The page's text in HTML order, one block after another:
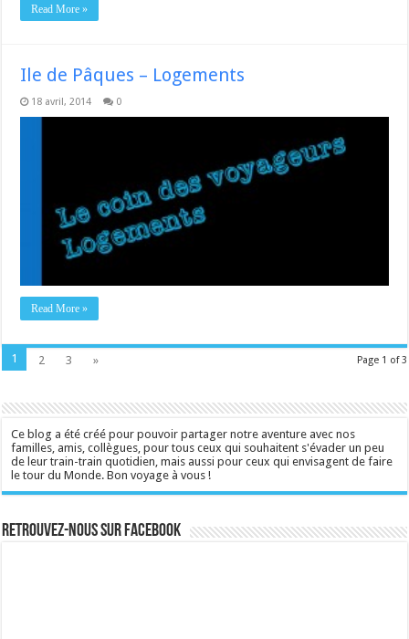
Read More »
Ile de Pâques – Logements
18 avril, 2014 0
Read More »
Page 1 of 3
1 2 3 »
Ce blog a été créé pour pouvoir partager notre aventure avec nos
familles, amis, collègues, pour tous ceux qui souhaitent s'évader un peu
de leur train-train quotidien, mais aussi pour ceux qui envisagent de faire
le tour du Monde. Bon voyage à vous !
Retrouvez-nous sur Facebook